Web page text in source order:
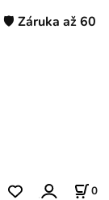
🛡️ Záruka až 60
0